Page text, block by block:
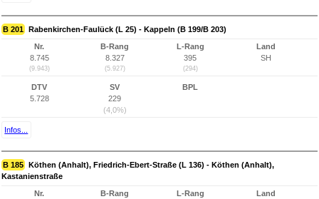
B 201 Rabenkirchen-Faulück (L 25) - Kappeln (B 199/B 203)
Nr.
8.745
(9.943)
B-Rang
8.327
(5.927)
L-Rang
395
(294)
Land
SH
DTV
5.728
SV
229
(4,0%)
BPL
Infos...
B 185 Köthen (Anhalt), Friedrich-Ebert-Straße (L 136) - Köthen (Anhalt),
Kastanienstraße
Nr.
B-Rang
L-Rang
Land